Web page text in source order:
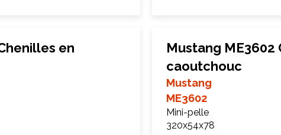
en
Mustang ME3602
caoutchouc
Mustang
ME3602
Mini-pelle
320x54x78